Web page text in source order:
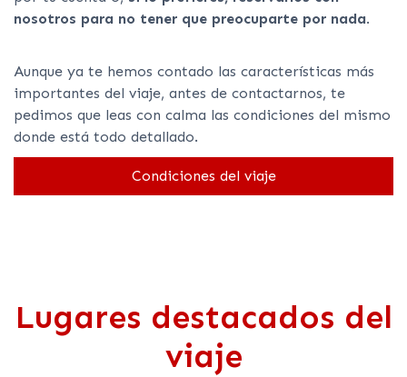
nosotros para no tener que preocuparte por nada.
Aunque ya te hemos contado las características más
importantes del viaje, antes de contactarnos, te
pedimos que leas con calma las condiciones del mismo
donde está todo detallado.
Condiciones del viaje
Lugares destacados del
viaje